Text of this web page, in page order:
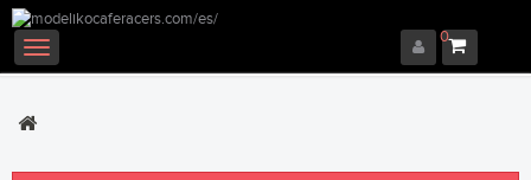
0
Navegación
Toggle